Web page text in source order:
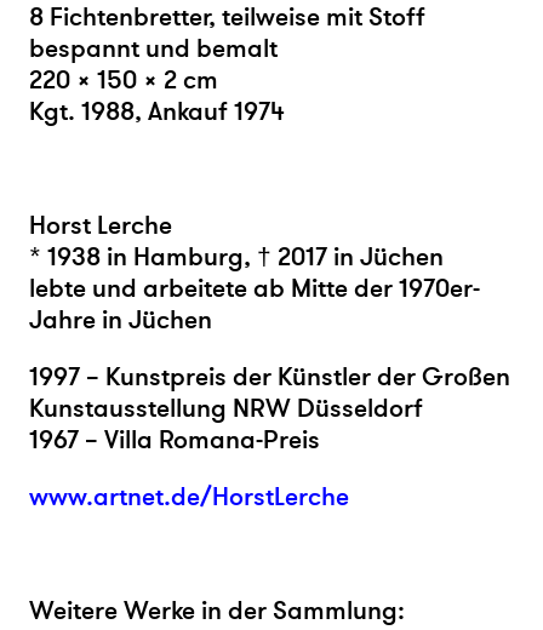
8 Fichtenbretter, teilweise mit Stoff
bespannt und bemalt
220 × 150 × 2 cm
Kgt. 1988, Ankauf 1974
Horst Lerche
* 1938 in Hamburg, † 2017 in Jüchen
lebte und arbeitete ab Mitte der 1970er-
Jahre in Jüchen
1997 – Kunstpreis der Künstler der Großen
Kunstausstellung NRW Düsseldorf
1967 – Villa Romana-Preis
www.artnet.de/HorstLerche
Weitere Werke in der Sammlung: